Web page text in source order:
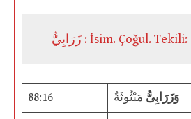
88:16 وَزَرَابِىُّ مَبْثُوثَةٌ